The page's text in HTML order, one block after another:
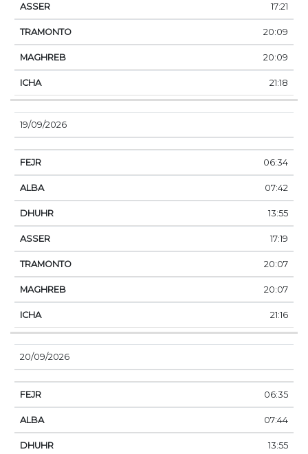
17:21
20:09
20:09
21:18
19/09/2026
06:34
07:42
13:55
17:19
20:07
20:07
21:16
20/09/2026
06:35
07:44
13:55